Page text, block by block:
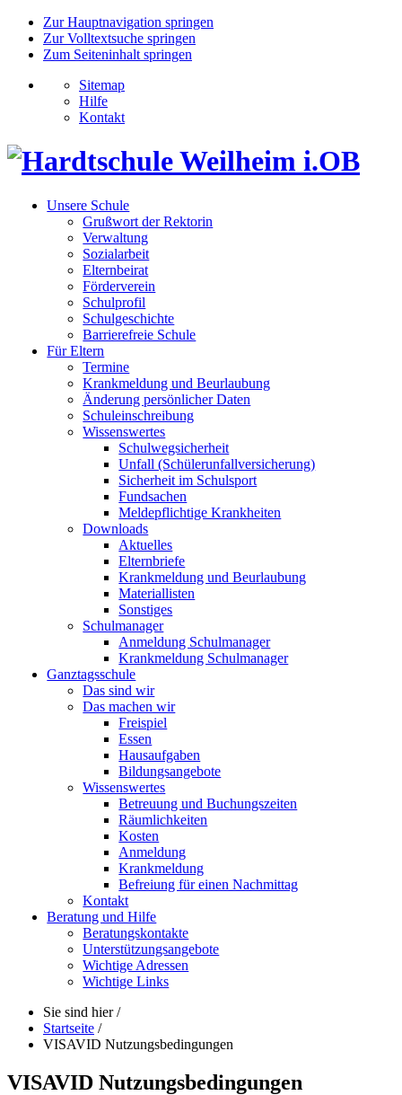
Zur Hauptnavigation springen
Zur Volltextsuche springen
Zum Seiteninhalt springen
Sitemap
Hilfe
Kontakt
Unsere Schule
Grußwort der Rektorin
Verwaltung
Sozialarbeit
Elternbeirat
Förderverein
Schulprofil
Schulgeschichte
Barrierefreie Schule
Für Eltern
Termine
Krankmeldung und Beurlaubung
Änderung persönlicher Daten
Schuleinschreibung
Wissenswertes
Schulwegsicherheit
Unfall (Schülerunfallversicherung)
Sicherheit im Schulsport
Fundsachen
Meldepflichtige Krankheiten
Downloads
Aktuelles
Elternbriefe
Krankmeldung und Beurlaubung
Materiallisten
Sonstiges
Schulmanager
Anmeldung Schulmanager
Krankmeldung Schulmanager
Ganztagsschule
Das sind wir
Das machen wir
Freispiel
Essen
Hausaufgaben
Bildungsangebote
Wissenswertes
Betreuung und Buchungszeiten
Räumlichkeiten
Kosten
Anmeldung
Krankmeldung
Befreiung für einen Nachmittag
Kontakt
Beratung und Hilfe
Beratungskontakte
Unterstützungsangebote
Wichtige Adressen
Wichtige Links
Sie sind hier/
Startseite /
VISAVID Nutzungsbedingungen
VISAVID Nutzungsbedingungen